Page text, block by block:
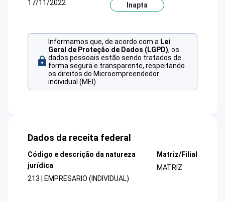
17/11/2022
Inapta
Informamos que, de acordo com a Lei
Geral de Proteção de Dados (LGPD), os
dados pessoais estão sendo tratados de
forma segura e transparente, respeitando
os direitos do Microempreendedor
individual (MEI).
Dados da receita federal
Código e descrição da natureza
jurídica
213 | EMPRESARIO (INDIVIDUAL)
Matriz/Filial
MATRIZ